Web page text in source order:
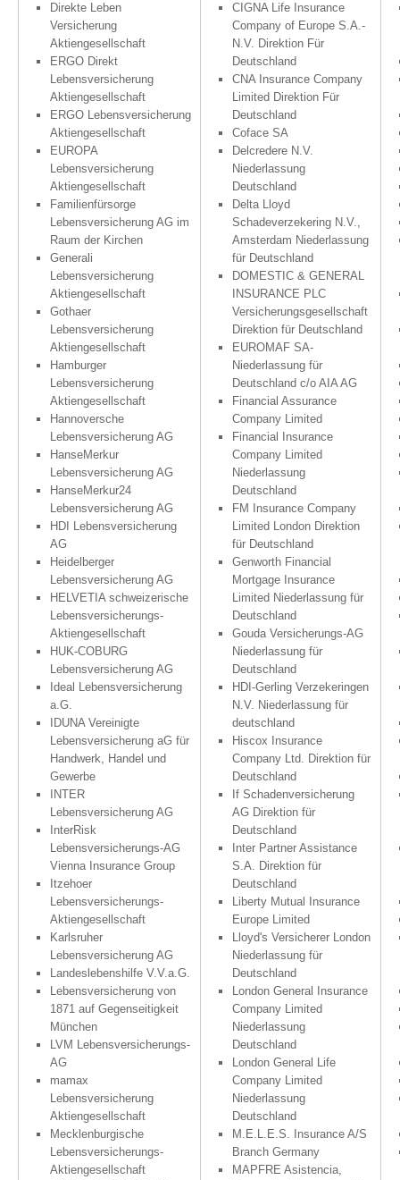
Direkte Leben
Versicherung
Aktiengesellschaft
ERGO Direkt
Lebensversicherung
Aktiengesellschaft
ERGO Lebensversicherung
Aktiengesellschaft
EUROPA
Lebensversicherung
Aktiengesellschaft
Familienfürsorge
Lebensversicherung AG im
Raum der Kirchen
Generali
Lebensversicherung
Aktiengesellschaft
Gothaer
Lebensversicherung
Aktiengesellschaft
Hamburger
Lebensversicherung
Aktiengesellschaft
Hannoversche
Lebensversicherung AG
HanseMerkur
Lebensversicherung AG
HanseMerkur24
Lebensversicherung AG
HDI Lebensversicherung
AG
Heidelberger
Lebensversicherung AG
HELVETIA schweizerische
Lebensversicherungs-
Aktiengesellschaft
HUK-COBURG
Lebensversicherung AG
Ideal Lebensversicherung
a.G.
IDUNA Vereinigte
Lebensversicherung aG für
Handwerk, Handel und
Gewerbe
INTER
Lebensversicherung AG
InterRisk
Lebensversicherungs-AG
Vienna Insurance Group
Itzehoer
Lebensversicherungs-
Aktiengesellschaft
Karlsruher
Lebensversicherung AG
Landeslebenshilfe V.V.a.G.
Lebensversicherung von
1871 auf Gegenseitigkeit
München
LVM Lebensversicherungs-
AG
mamax
Lebensversicherung
Aktiengesellschaft
Mecklenburgische
Lebensversicherungs-
Aktiengesellschaft
CIGNA Life Insurance
Company of Europe S.A.-
N.V. Direktion Für
Deutschland
CNA Insurance Company
Limited Direktion Für
Deutschland
Coface SA
Delcredere N.V.
Niederlassung
Deutschland
Delta Lloyd
Schadeverzekering N.V.,
Amsterdam Niederlassung
für Deutschland
DOMESTIC & GENERAL
INSURANCE PLC
Versicherungsgesellschaft
Direktion für Deutschland
EUROMAF SA-
Niederlassung für
Deutschland c/o AIA AG
Financial Assurance
Company Limited
Financial Insurance
Company Limited
Niederlassung
Deutschland
FM Insurance Company
Limited London Direktion
für Deutschland
Genworth Financial
Mortgage Insurance
Limited Niederlassung für
Deutschland
Gouda Versicherungs-AG
Niederlassung für
Deutschland
HDI-Gerling Verzekeringen
N.V. Niederlassung für
deutschland
Hiscox Insurance
Company Ltd. Direktion für
Deutschland
If Schadenversicherung
AG Direktion für
Deutschland
Inter Partner Assistance
S.A. Direktion für
Deutschland
Liberty Mutual Insurance
Europe Limited
Lloyd's Versicherer London
Niederlassung für
Deutschland
London General Insurance
Company Limited
Niederlassung
Deutschland
London General Life
Company Limited
Niederlassung
Deutschland
M.E.L.E.S. Insurance A/S
Branch Germany
MAPFRE Asistencia,